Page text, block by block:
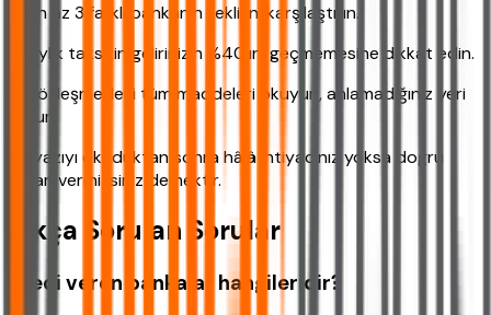
✔ En az 3 farklı bankanın teklifini karşılaştırın.
✔ Aylık taksitin gelirinizin %40'ını geçmemesine dikkat edin.
✔ Sözleşmedeki tüm maddeleri okuyun, anlamadığınız yeri
sorun.
Bu yazıyı okuduktan sonra hâlâ ihtiyacınız yoksa doğru
kararı vermişsiniz demektir.
Sıkça Sorulan Sorular
Kredi veren bankalar hangileridir?